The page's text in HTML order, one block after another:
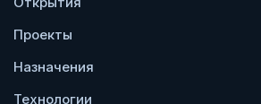
Проекты
Назначения
Технологии